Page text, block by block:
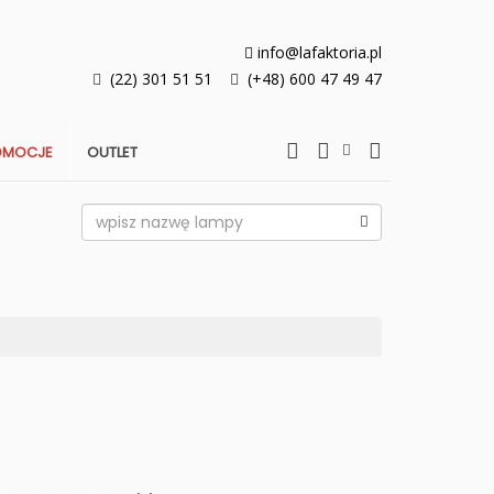
info@lafaktoria.pl
(22) 301 51 51
(+48) 600 47 49 47
OUTLET